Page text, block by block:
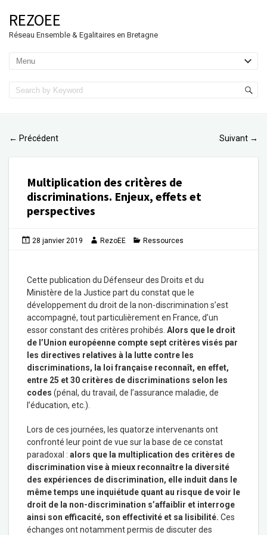
REZOEE
Réseau Ensemble & Egalitaires en Bretagne
← Précédent Suivant →
Multiplication des critères de
discriminations. Enjeux, effets et
perspectives
28 janvier 2019 RezoEE Ressources
Cette publication du Défenseur des Droits et du
Ministère de la Justice part du constat que le
développement du droit de la non-discrimination s’est
accompagné, tout particulièrement en France, d’un
essor constant des critères prohibés. Alors que le droit
de l’Union européenne compte sept critères visés par
les directives relatives à la lutte contre les
discriminations, la loi française reconnaît, en effet,
entre 25 et 30 critères de discriminations selon les
codes (pénal, du travail, de l’assurance maladie, de
l’éducation, etc.).
Lors de ces journées, les quatorze intervenants ont
confronté leur point de vue sur la base de ce constat
paradoxal : alors que la multiplication des critères de
discrimination vise à mieux reconnaître la diversité
des expériences de discrimination, elle induit dans le
même temps une inquiétude quant au risque de voir le
droit de la non-discrimination s’affaiblir et interroge
ainsi son efficacité, son effectivité et sa lisibilité. Ces
échanges ont notamment permis de discuter des